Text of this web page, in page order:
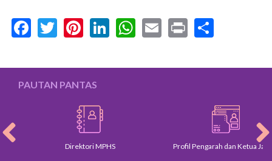
Facebook
Twitter
Pinterest
LinkedIn
WhatsApp
Email
Print
PAUTAN PANTAS
Direktori MPHS Profil Pengarah dan Ketua Jabatan